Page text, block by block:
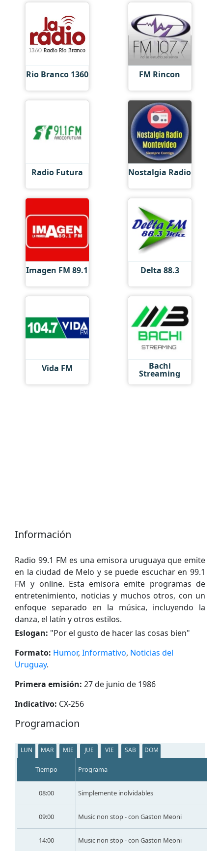
Rio Branco 1360 FM Rincon
Radio Futura Nostalgia Radio
Imagen FM 89.1 Delta 88.3
Vida FM Bachi
Streaming
Información
Radio 99.1 FM es una emisora uruguaya que emite
en la ciudad de Melo y se puede escuchar en 99.1
FM y online. Esta emisora emite programas de
entretenimiento, noticias y muchos otros, con un
enfoque separado en la música, incluyendo la
danza, el latín y otros estilos.
Eslogan: "Por el gusto de hacer las cosas bien"
Formato: Humor, Informativo, Noticias del
Uruguay.
Primera emisión: 27 de junio de 1986
Indicativo: CX-256
Programacion
LUN MAR MIE JUE VIE SAB DOM
Tiempo Programa
08:00 Simplemente inolvidables
09:00 Music non stop - con Gaston Meoni
14:00 Music non stop - con Gaston Meoni